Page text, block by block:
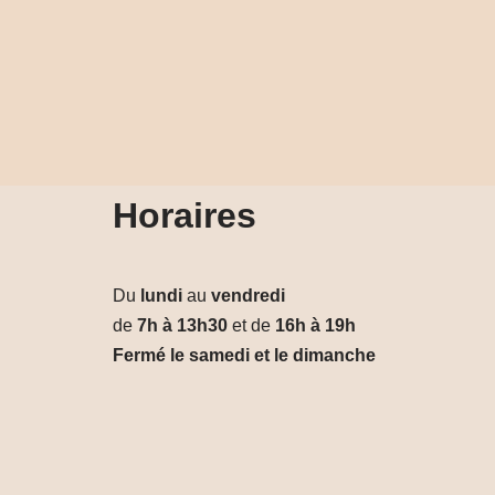
Horaires
Du lundi au vendredi
de 7h à 13h30 et de 16h à 19h
Fermé le samedi et le dimanche